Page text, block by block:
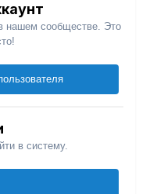
нашем сообществе. Это
в систему.